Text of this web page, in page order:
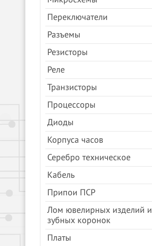
Переключатели
Разъемы
Резисторы
Реле
Транзисторы
Процессоры
Диоды
Корпуса часов
Серебро техническое
Кабель
Припои ПСР
Лом ювелирных изделий и
зубных коронок
Платы